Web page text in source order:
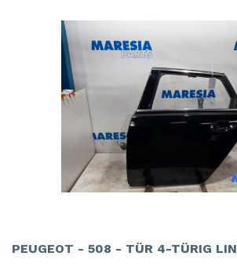
PEUGEOT - 508 - TÜR 4-TÜRIG